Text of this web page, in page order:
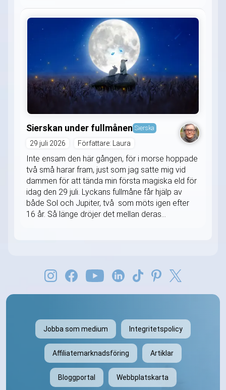
Sierskan under fullmånen Sierska
29 juli 2026 Författare: Laura
Inte ensam den här gången, för i morse hoppade
två små harar fram, just som jag satte mig vid
dammen för att tända min första magiska eld för
idag den 29 juli. Lyckans fullmåne får hjälp av
både Sol och Jupiter, två som möts igen efter
16 år. Så länge dröjer det mellan deras...
Jobba som medium Integritetspolicy
Affiliatemarknadsföring Artiklar
Bloggportal Webbplatskarta